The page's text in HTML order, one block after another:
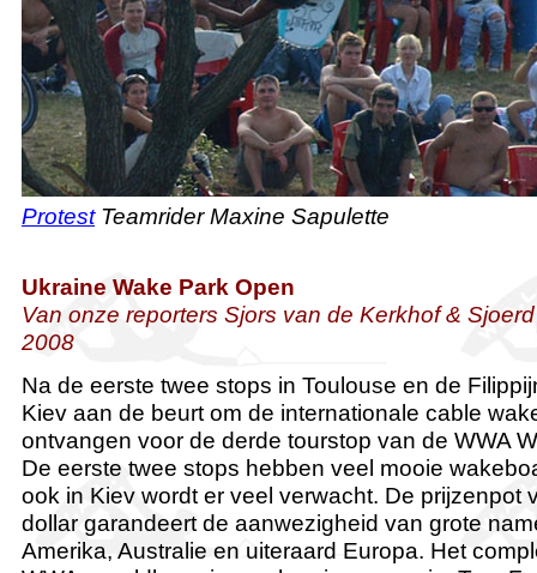
ProtestTeamrider Maxine Sapulette
Ukraine Wake Park Open
Van onze reporters Sjors van de Kerkhof &
2008
Na de eerste twee stops in Toulouse en de
Kiev aan de beurt om de internationale cable
ontvangen voor de derde tourstop van de WWA
De eerste twee stops hebben veel mooie
ook in Kiev wordt er veel verwacht. De prijzenpot
dollar garandeert de aanwezigheid van grote
Amerika, Australie en uiteraard Europa. Het